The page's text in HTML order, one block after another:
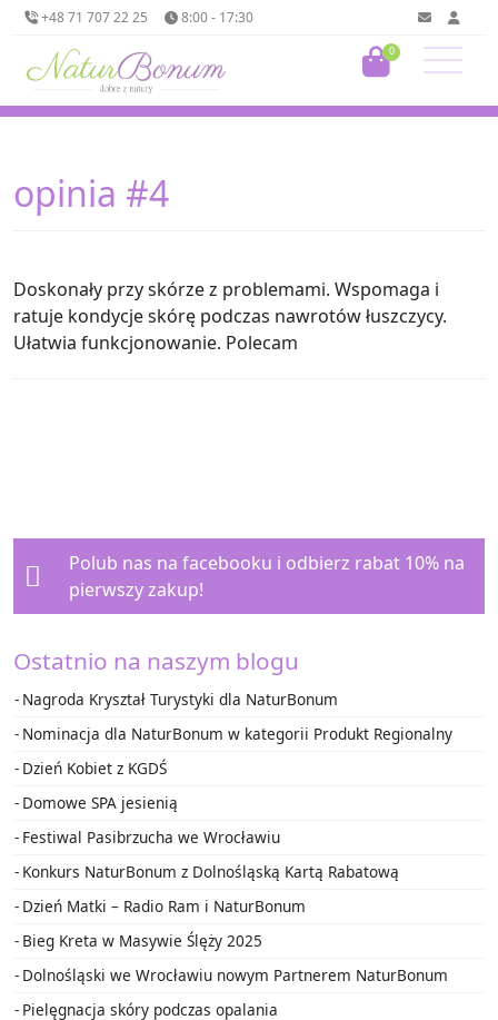
+48 71 707 22 25 8:00 - 17:30
0
opinia #4
Doskonały przy skórze z problemami. Wspomaga i
ratuje kondycje skórę podczas nawrotów łuszczycy.
Ułatwia funkcjonowanie. Polecam
Polub nas na facebooku i odbierz rabat 10% na
pierwszy zakup!
Ostatnio na naszym blogu
Nagroda Kryształ Turystyki dla NaturBonum
Nominacja dla NaturBonum w kategorii Produkt Regionalny
Dzień Kobiet z KGDŚ
Domowe SPA jesienią
Festiwal Pasibrzucha we Wrocławiu
Konkurs NaturBonum z Dolnośląską Kartą Rabatową
Dzień Matki – Radio Ram i NaturBonum
Bieg Kreta w Masywie Ślęży 2025
Dolnośląski we Wrocławiu nowym Partnerem NaturBonum
Pielęgnacja skóry podczas opalania